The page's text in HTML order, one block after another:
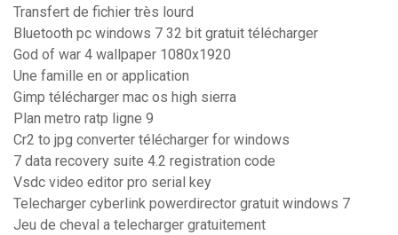
Transfert de fichier très lourd
Bluetooth pc windows 7 32 bit gratuit télécharger
God of war 4 wallpaper 1080x1920
Une famille en or application
Gimp télécharger mac os high sierra
Plan metro ratp ligne 9
Cr2 to jpg converter télécharger for windows
7 data recovery suite 4.2 registration code
Vsdc video editor pro serial key
Telecharger cyberlink powerdirector gratuit windows 7
Jeu de cheval a telecharger gratuitement